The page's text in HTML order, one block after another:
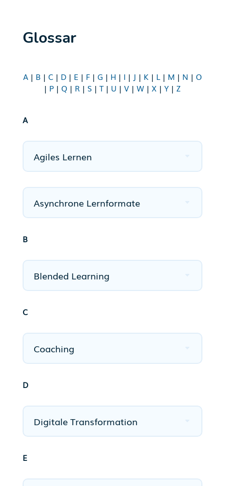
Glossar
A| B | C| D| E | F| G | H | I | J | K | L| M | N | O
| P |Q | R | S |T| U |V |W |X |Y | Z
A
Agiles Lernen
Asynchrone Lernformate
B
Blended Learning
C
Coaching
D
Digitale Transformation
E